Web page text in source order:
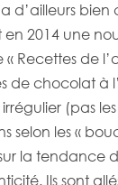
d’ailleurs bien
2014 une
Recettes de
de chocolat à
irrégulier (pas
selon les «
la tendance
Ils sont